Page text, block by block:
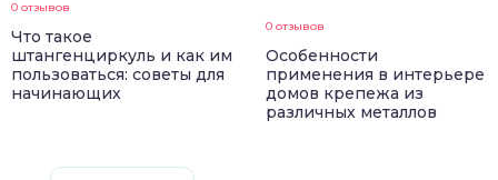
0 отзывов
Что такое
штангенциркуль и как им
пользоваться: советы для
начинающих
0 отзывов
Особенности
применения в интерьере
домов крепежа из
различных металлов